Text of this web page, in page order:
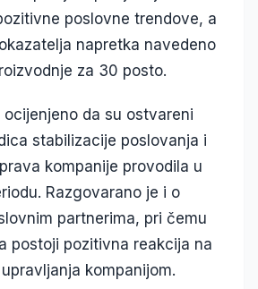
poslovne trendove, a
napretka navedeno
za 30 posto.
ocijenjeno da su ostvareni
stabilizacije poslovanja i
kompanije provodila u
Razgovarano je i o
partnerima, pri čemu
postoji pozitivna reakcija na
kompanijom.